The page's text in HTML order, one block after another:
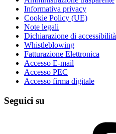
Informativa privacy
Cookie Policy (UE)
Note legali
Dichiarazione di accessibilità
Whistleblowing
Fatturazione Elettronica
Accesso E-mail
Accesso PEC
Accesso firma digitale
Seguici su